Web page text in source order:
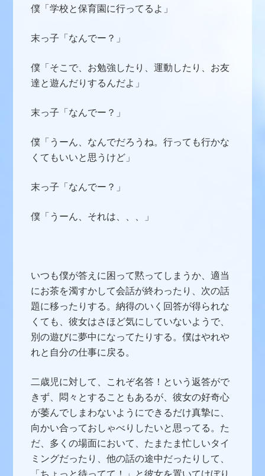
僕「学校と保育園に行ってるよ」
末っ子「なんでー？」
僕「そこで、お勉強したり、運動したり、お友
達と遊んだりするんだよ」
末っ子「なんでー？」
僕「うーん、なんでだろうね。行っても行かな
くてもいいと思うけど」
末っ子「なんでー？」
僕「うーん、それは、、、」
いつも僕が答えに困って黙ってしまうか、適当
にお茶を濁すかして会話が終わったり、次の話
題に移ったりする。納得のいく回答が得られな
くても、彼女はさほど気にしていないようで、
別の遊びに夢中になってたりする。僕はやれや
れと自分の仕事に戻る。
二歳児に対して、これぞ名答！という返答がで
きず、悶々とすることもあるが、彼女の好奇心
が萎んでしまわないようにできるだけ真摯に、
向かい合っておしゃべりしたいと思ってる。た
だ、多くの場面において、たまたま忙しいタイ
ミングだったり、他の話の途中だったりして、